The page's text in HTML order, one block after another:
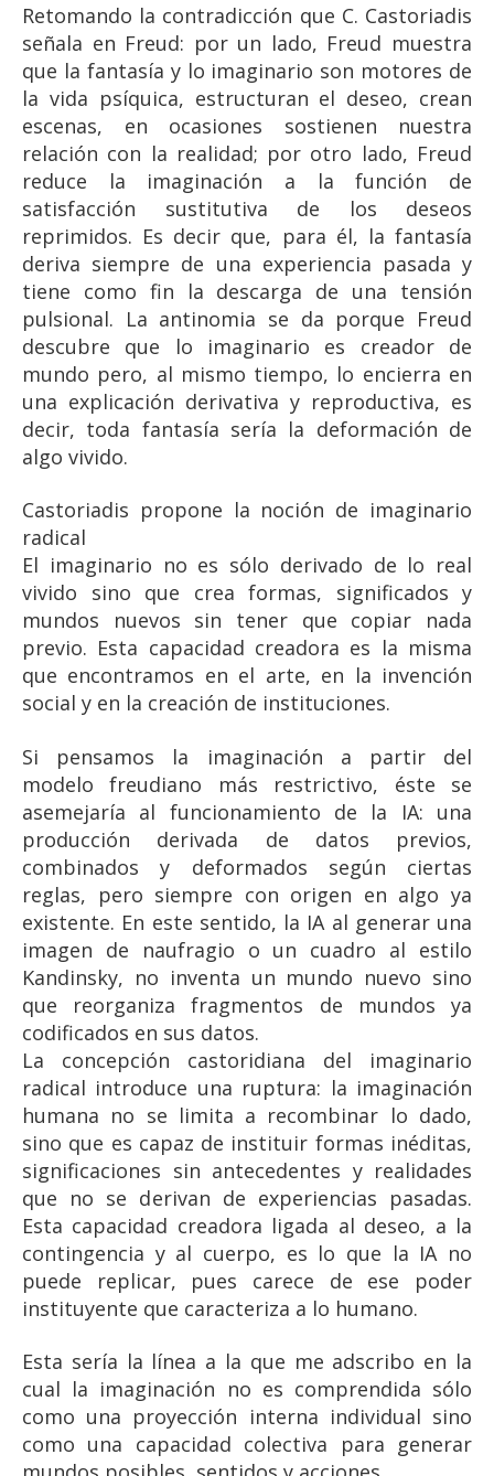
Retomando la contradicción que C. Castoriadis
señala en Freud: por un lado, Freud muestra
que la fantasía y lo imaginario son motores de
la vida psíquica, estructuran el deseo, crean
escenas, en ocasiones sostienen nuestra
relación con la realidad; por otro lado, Freud
reduce la imaginación a la función de
satisfacción sustitutiva de los deseos
reprimidos. Es decir que, para él, la fantasía
deriva siempre de una experiencia pasada y
tiene como fin la descarga de una tensión
pulsional. La antinomia se da porque Freud
descubre que lo imaginario es creador de
mundo pero, al mismo tiempo, lo encierra en
una explicación derivativa y reproductiva, es
decir, toda fantasía sería la deformación de
algo vivido.
Castoriadis propone la noción de imaginario
radical
El imaginario no es sólo derivado de lo real
vivido sino que crea formas, significados y
mundos nuevos sin tener que copiar nada
previo. Esta capacidad creadora es la misma
que encontramos en el arte, en la invención
social y en la creación de instituciones.
Si pensamos la imaginación a partir del
modelo freudiano más restrictivo, éste se
asemejaría al funcionamiento de la IA: una
producción derivada de datos previos,
combinados y deformados según ciertas
reglas, pero siempre con origen en algo ya
existente. En este sentido, la IA al generar una
imagen de naufragio o un cuadro al estilo
Kandinsky, no inventa un mundo nuevo sino
que reorganiza fragmentos de mundos ya
codificados en sus datos.
La concepción castoridiana del imaginario
radical introduce una ruptura: la imaginación
humana no se limita a recombinar lo dado,
sino que es capaz de instituir formas inéditas,
significaciones sin antecedentes y realidades
que no se derivan de experiencias pasadas.
Esta capacidad creadora ligada al deseo, a la
contingencia y al cuerpo, es lo que la IA no
puede replicar, pues carece de ese poder
instituyente que caracteriza a lo humano.
Esta sería la línea a la que me adscribo en la
cual la imaginación no es comprendida sólo
como una proyección interna individual sino
como una capacidad colectiva para generar